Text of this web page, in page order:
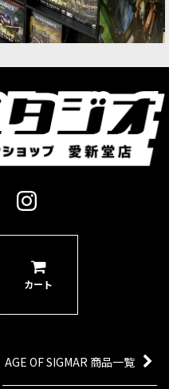
ト。粘性の低いさらさら
いノズルで隙間に流し込
どに大活躍。
測定する特製メジャー。
に測れる。定規よりコン
カート
AGE OF SIGMAR 商品一覧